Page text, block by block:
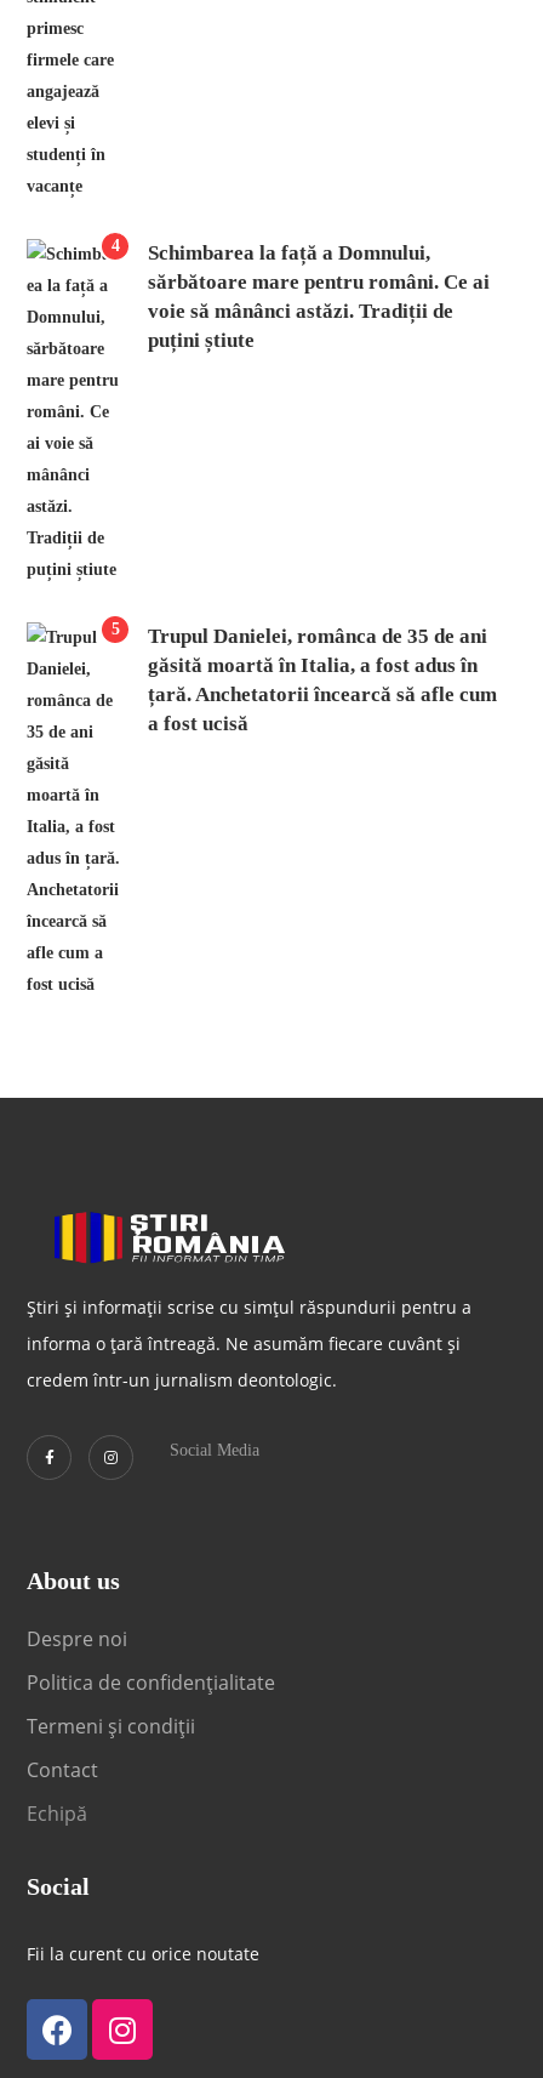
4
Schimbarea la față a Domnului,
sărbătoare mare pentru români. Ce ai
voie să mânânci astăzi. Tradiții de
puțini știute
5
Trupul Danielei, românca de 35 de ani
găsită moartă în Italia, a fost adus în
țară. Anchetatorii încearcă să afle cum
a fost ucisă
Știri și informații scrise cu simțul răspundurii pentru a
informa o țară întreagă. Ne asumăm fiecare cuvânt și
credem într-un jurnalism deontologic.
Social Media
About us
Despre noi
Politica de confidențialitate
Termeni și condiții
Contact
Echipă
Social
Fii la curent cu orice noutate